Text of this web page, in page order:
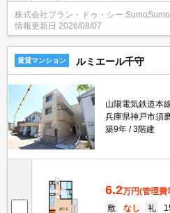
やすく便利です。洗面化粧台は収
れが簡単なデザインになっている
す。追い焚き機能付きの浴室があ
る、フローリングの物件となって
株式会社プラン・ドゥ・シー
情報更新日 2026/08/07
賃貸マンション ルミエール千守
山陽電気鉄道本
兵庫県神戸市須
築9年
3階建
6.2万円(管理費
敷
なし 礼